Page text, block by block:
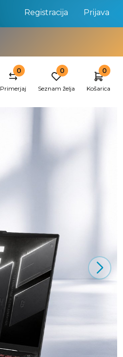
Registracija Prijava
0
Primerjaj
0
Seznam želja
0
Košarica